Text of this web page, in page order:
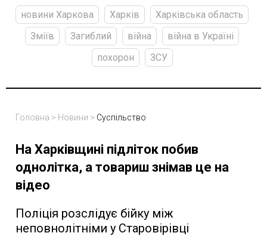
новини Харкова Харків
Харківська область
Зміїв
Загиблий війна
війна в Україні
похорон
ЗСУ
Головна > Новини > Суспільство
На Харківщині підліток побив
однолітка, а товариш знімав це на
відео
Поліція розслідує бійку між
неповнолітніми у Старовірівці